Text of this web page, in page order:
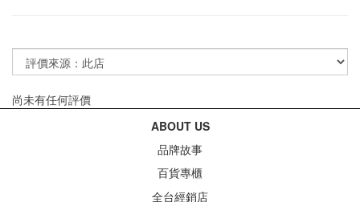
尚未有任何評價
ABOUT US
品牌故事
百貨專櫃
全台經銷店